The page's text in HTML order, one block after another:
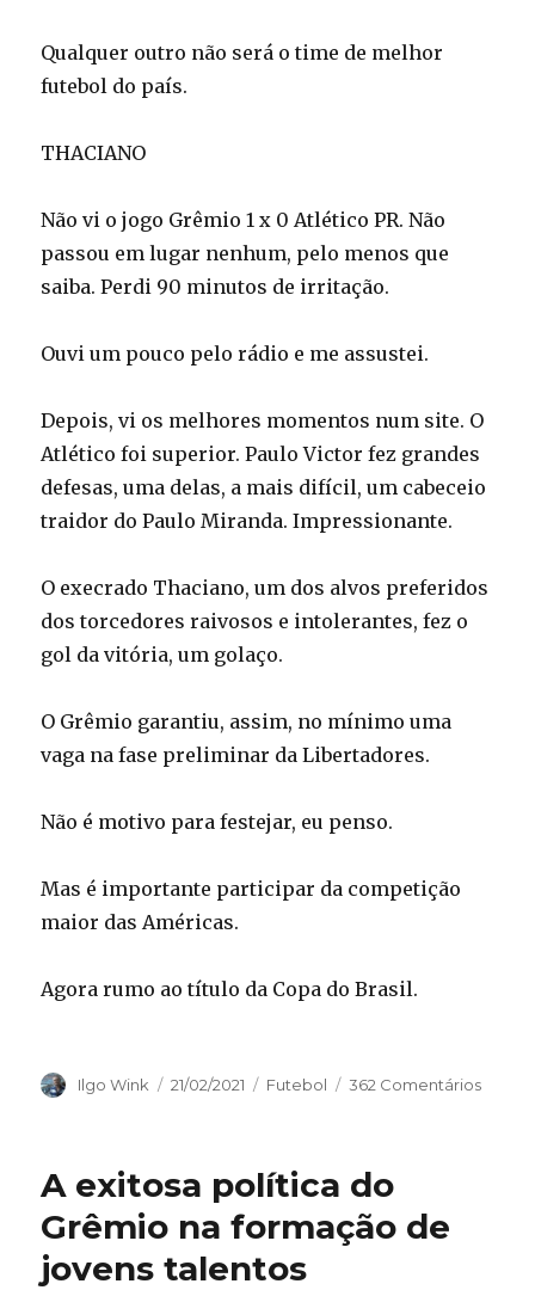
Qualquer outro não será o time de melhor
futebol do país.
THACIANO
Não vi o jogo Grêmio 1 x 0 Atlético PR. Não
passou em lugar nenhum, pelo menos que
saiba. Perdi 90 minutos de irritação.
Ouvi um pouco pelo rádio e me assustei.
Depois, vi os melhores momentos num site. O
Atlético foi superior. Paulo Victor fez grandes
defesas, uma delas, a mais difícil, um cabeceio
traidor do Paulo Miranda. Impressionante.
O execrado Thaciano, um dos alvos preferidos
dos torcedores raivosos e intolerantes, fez o
gol da vitória, um golaço.
O Grêmio garantiu, assim, no mínimo uma
vaga na fase preliminar da Libertadores.
Não é motivo para festejar, eu penso.
Mas é importante participar da competição
maior das Américas.
Agora rumo ao título da Copa do Brasil.
Autor
Ilgo Wink
Publicado
21/02/2021 Categorias
Futebol 362 Comentários
A exitosa política do
Grêmio na formação de
jovens talentos